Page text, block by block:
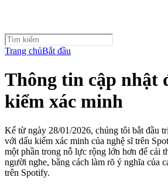
Trang chủBắt đầu
Thông tin cập nhật
kiểm xác minh
Kể từ ngày 28/01/2026, chúng tôi bắt đầu
với dấu kiểm xác minh của nghệ sĩ trên
một phần trong nỗ lực rộng lớn hơn để cải
người nghe, bằng cách làm rõ ý nghĩa của
trên Spotify.